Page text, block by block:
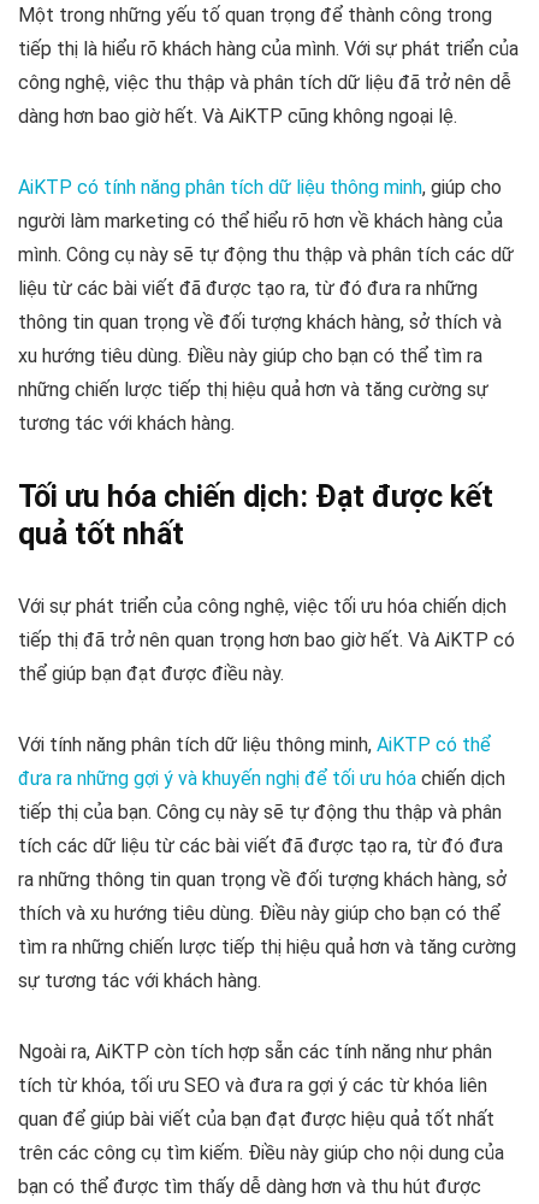
Một trong những yếu tố quan trọng để thành công trong
tiếp thị là hiểu rõ khách hàng của mình. Với sự phát triển của
công nghệ, việc thu thập và phân tích dữ liệu đã trở nên dễ
dàng hơn bao giờ hết. Và AiKTP cũng không ngoại lệ.
AiKTP có tính năng phân tích dữ liệu thông minh, giúp cho
người làm marketing có thể hiểu rõ hơn về khách hàng của
mình. Công cụ này sẽ tự động thu thập và phân tích các dữ
liệu từ các bài viết đã được tạo ra, từ đó đưa ra những
thông tin quan trọng về đối tượng khách hàng, sở thích và
xu hướng tiêu dùng. Điều này giúp cho bạn có thể tìm ra
những chiến lược tiếp thị hiệu quả hơn và tăng cường sự
tương tác với khách hàng.
Tối ưu hóa chiến dịch: Đạt được kết
quả tốt nhất
Với sự phát triển của công nghệ, việc tối ưu hóa chiến dịch
tiếp thị đã trở nên quan trọng hơn bao giờ hết. Và AiKTP có
thể giúp bạn đạt được điều này.
Với tính năng phân tích dữ liệu thông minh, AiKTP có thể
đưa ra những gợi ý và khuyến nghị để tối ưu hóa chiến dịch
tiếp thị của bạn. Công cụ này sẽ tự động thu thập và phân
tích các dữ liệu từ các bài viết đã được tạo ra, từ đó đưa
ra những thông tin quan trọng về đối tượng khách hàng, sở
thích và xu hướng tiêu dùng. Điều này giúp cho bạn có thể
tìm ra những chiến lược tiếp thị hiệu quả hơn và tăng cường
sự tương tác với khách hàng.
Ngoài ra, AiKTP còn tích hợp sẵn các tính năng như phân
tích từ khóa, tối ưu SEO và đưa ra gợi ý các từ khóa liên
quan để giúp bài viết của bạn đạt được hiệu quả tốt nhất
trên các công cụ tìm kiếm. Điều này giúp cho nội dung của
bạn có thể được tìm thấy dễ dàng hơn và thu hút được